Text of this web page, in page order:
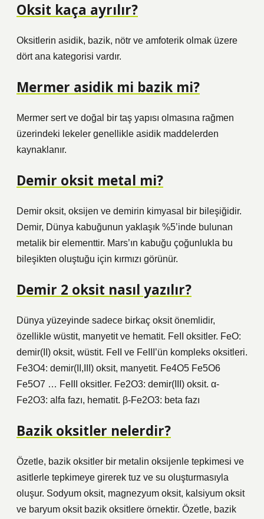
Oksit kaça ayrılır?
Oksitlerin asidik, bazik, nötr ve amfoterik olmak üzere
dört ana kategorisi vardır.
Mermer asidik mi bazik mi?
Mermer sert ve doğal bir taş yapısı olmasına rağmen
üzerindeki lekeler genellikle asidik maddelerden
kaynaklanır.
Demir oksit metal mi?
Demir oksit, oksijen ve demirin kimyasal bir bileşiğidir.
Demir, Dünya kabuğunun yaklaşık %5’inde bulunan
metalik bir elementtir. Mars’ın kabuğu çoğunlukla bu
bileşikten oluştuğu için kırmızı görünür.
Demir 2 oksit nasıl yazılır?
Dünya yüzeyinde sadece birkaç oksit önemlidir,
özellikle wüstit, manyetit ve hematit. FeII oksitler. FeO:
demir(II) oksit, wüstit. FeII ve FeIII’ün kompleks oksitleri.
Fe3O4: demir(II,III) oksit, manyetit. Fe4O5 Fe5O6
Fe5O7 … FeIII oksitler. Fe2O3: demir(III) oksit. α-
Fe2O3: alfa fazı, hematit. β-Fe2O3: beta fazı
Bazik oksitler nelerdir?
Özetle, bazik oksitler bir metalin oksijenle tepkimesi ve
asitlerle tepkimeye girerek tuz ve su oluşturmasıyla
oluşur. Sodyum oksit, magnezyum oksit, kalsiyum oksit
ve baryum oksit bazik oksitlere örnektir. Özetle, bazik